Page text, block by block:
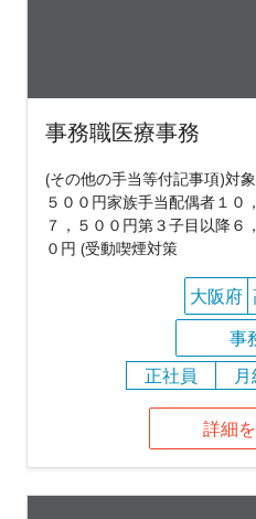
事務職医療事務
(その他の手当等付記事項)対
５００円家族手当配偶者１０
７，５００円第３子目以降６
０円 (受動喫煙対策
大阪府
事
正社員
詳細